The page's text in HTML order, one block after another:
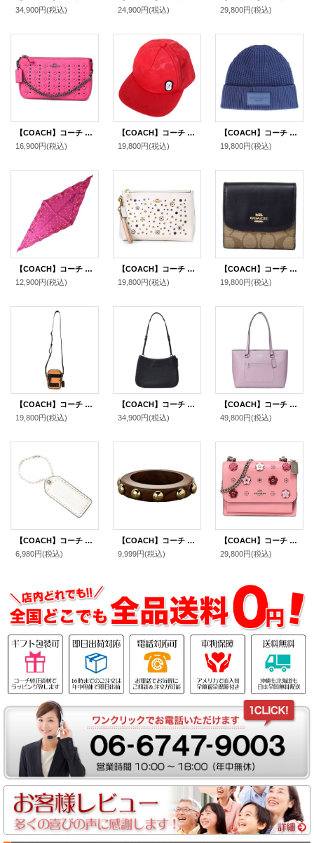
34,900円(税込)
24,900円(税込)
29,800円(税込)
【COACH】コーチ レザー ノリータ フローラル アップリケ 2WAY チェーン クラッチ トップ ハンド バッグ ダリア（日本未発売）
16,900円(税込)
【COACH】コーチ ナイロン シグネチャー トラッカー ハット キャップ 帽子 レッド〔日本未発売〕
19,800円(税込)
【COACH】コーチ ウール ニット ロゴ ビーニー キャップ 帽子 ネイビー（日本未発売）
19,800円(税込)
【COACH】コーチ シルク フローラル 花柄 フラワー ロゴ ドット 蝶 ダイヤモンド スカーフ ストール ダークフューシャ（日本未発売）
12,900円(税込)
【COACH】コーチ カーフレザー スキャター リベット 花柄 フラワー フローラル アップリケ パンチング ラージ チャーリー ポーチ リストレット クラッチバッグ チャークマルチ（日本未発売）
19,800円(税込)
【COACH】コーチ ラグジュアリー シグネチャー スモール 三つ折り財布 カーキ×ブラック（日本未発売）
19,800円(税込)
【COACH】コーチ メンズ カーフレザー テレイン クロスボディー ショルダーバッグ アンバー〔日本未発売〕
19,800円(税込)
【COACH】コーチ スムースレザー ペネロペ ロゴ スリム ショルダー ハンドバッグ ブラック(日本未発売）
34,900円(税込)
【COACH】コーチ バッグ トート レザー ステーション ジップ トートバッグ ジャスミン〔日本未発売〕
49,800円(税込)
【COACH】コーチ レザー ハングタグ ロゴ チャーム キーホルダー チャーク（日本未発売）
6,980円(税込)
【COACH】コーチ ウッド グロメット バングル 〔日本未発売〕
9,999円(税込)
【COACH】コーチ クロスグレインレザー スムースレザー デイジー 花柄 フラワー フローラル アップリケ リベット パンチング クレア チェーン クロスボディ 2way ショルダー バッグ ライトブラッシュマルチ（日本未発売）
29,800円(税込)